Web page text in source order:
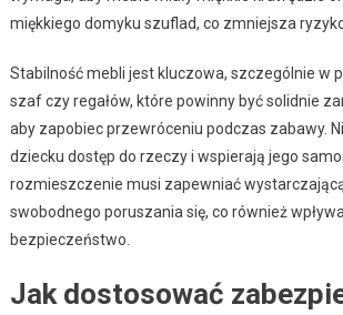
miękkiego domyku szuflad, co zmniejsza
Stabilność mebli jest kluczowa, szczególnie w
szaf czy regałów, które powinny być solidnie
aby zapobiec przewróceniu podczas zabawy.
dziecku dostęp do rzeczy i wspierają jego
rozmieszczenie musi zapewniać
swobodnego poruszania się, co również
bezpieczeństwo.
Jak dostosować